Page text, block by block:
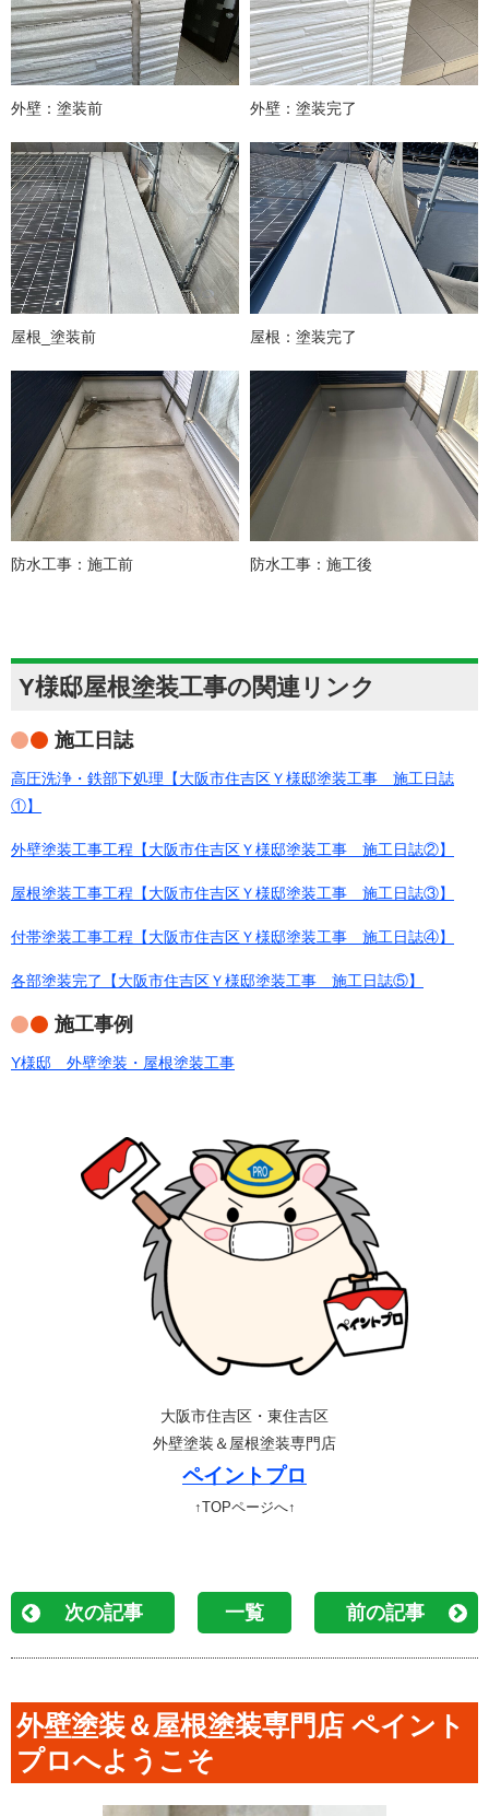
外壁：塗装前 外壁：塗装完了
屋根_塗装前 屋根：塗装完了
防水工事：施工前 防水工事：施工後
Y様邸屋根塗装工事の関連リンク
施工日誌
高圧洗浄・鉄部下処理【大阪市住吉区Ｙ様邸塗装工事 施工日誌
①】
外壁塗装工事工程【大阪市住吉区Ｙ様邸塗装工事 施工日誌②】
屋根塗装工事工程【大阪市住吉区Ｙ様邸塗装工事 施工日誌③】
付帯塗装工事工程【大阪市住吉区Ｙ様邸塗装工事 施工日誌④】
各部塗装完了【大阪市住吉区Ｙ様邸塗装工事 施工日誌⑤】
施工事例
Y様邸 外壁塗装・屋根塗装工事
大阪市住吉区・東住吉区
外壁塗装＆屋根塗装専門店
ペイントプロ
↑TOPページへ↑
次の記事 一覧 前の記事
外壁塗装＆屋根塗装専門店 ペイント
プロへようこそ